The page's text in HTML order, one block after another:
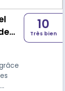
10
Très bien